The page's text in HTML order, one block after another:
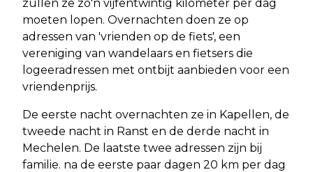
zullen ze zo'n vijfentwintig kilometer per dag
moeten lopen. Overnachten doen ze op
adressen van 'vrienden op de fiets', een
vereniging van wandelaars en fietsers die
logeeradressen met ontbijt aanbieden voor een
vriendenprijs.
De eerste nacht overnachten ze in Kapellen, de
tweede nacht in Ranst en de derde nacht in
Mechelen. De laatste twee adressen zijn bij
familie. na de eerste paar dagen 20 km per dag